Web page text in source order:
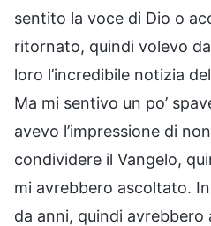
sentito la voce di Dio o
ritornato, quindi volevo
loro l’incredibile notizia
Ma mi sentivo un po’
avevo l’impressione di
condividere il Vangelo,
mi avrebbero ascoltato.
da anni, quindi avrebbero